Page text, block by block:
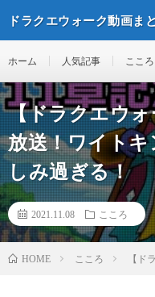
ドラクエウォーク動画ま
ホーム 人気記事 こころ
【ドラクエウ
放送！ワイト
しみ過ぎる！
2021.11.08 こころ
HOME こころ 【ド